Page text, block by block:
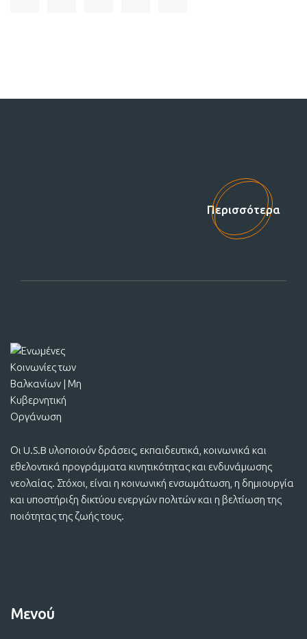
Περισσότερα
Οι U.S.B υλοποιούν δράσεις, εκπαιδευτικά, κοινωνικά και
εθελοντικά προγράμματα κινητικότητας και ενδυνάμωσης
νεολαίας. Στόχοι, είναι η κοινωνική ενσωμάτωση, η δημιουργία
και υποστήριξη δικτύου ενεργών πολιτών και η βελτίωση της
ποιότητας της ζωής τους.
Μενού